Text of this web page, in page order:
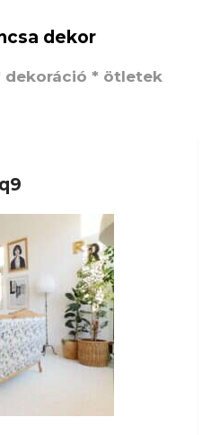
dekor
dekoráció * ötletek
q9